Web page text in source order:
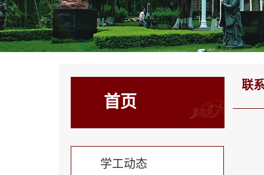
首页
学工动态
联